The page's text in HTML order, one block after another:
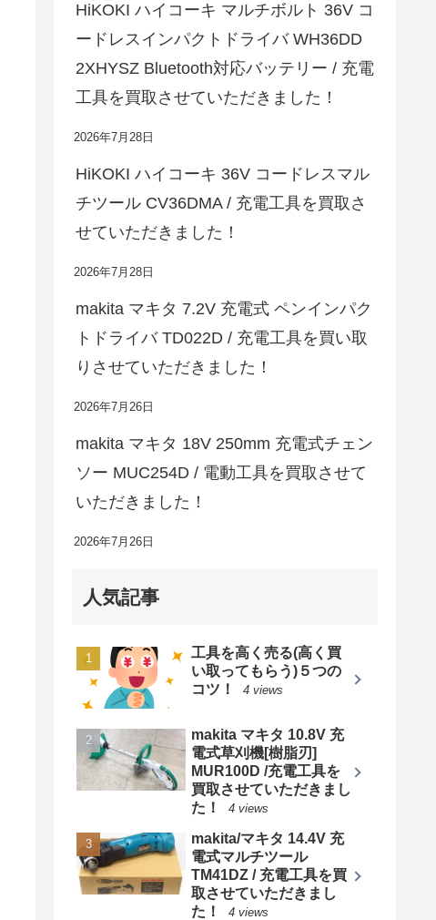
HiKOKI ハイコーキ マルチボルト 36V コ
ードレスインパクトドライバ WH36DD
2XHYSZ Bluetooth対応バッテリー / 充電
工具を買取させていただきました！
2026年7月28日
HiKOKI ハイコーキ 36V コードレスマル
チツール CV36DMA / 充電工具を買取さ
せていただきました！
2026年7月28日
makita マキタ 7.2V 充電式 ペンインパク
トドライバ TD022D / 充電工具を買い取
りさせていただきました！
2026年7月26日
makita マキタ 18V 250mm 充電式チェン
ソー MUC254D / 電動工具を買取させて
いただきました！
2026年7月26日
人気記事
工具を高く売る(高く買
い取ってもらう)５つの
コツ！
4 views
makita マキタ 10.8V 充
電式草刈機[樹脂刃]
MUR100D /充電工具を
買取させていただきまし
た！
4 views
makita/マキタ 14.4V 充
電式マルチツール
TM41DZ / 充電工具を買
取させていただきまし
た！
4 views